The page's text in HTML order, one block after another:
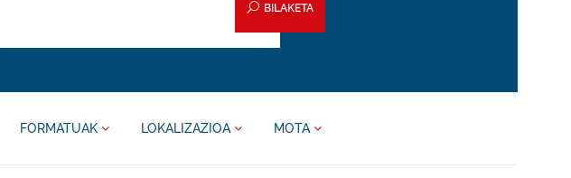
BILAKETA
FORMATUAK LOKALIZAZIOA MOTA